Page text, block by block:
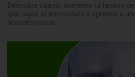
Descubre cuánto aumenta tu factura
que bajas el termostato y aprende a
acondicionado